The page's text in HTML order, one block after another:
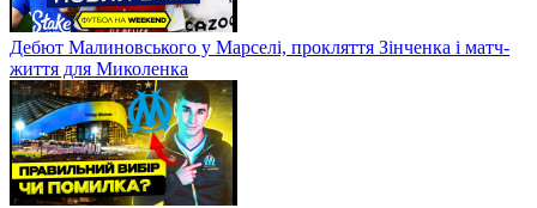
Дебют Малиновського у Марселі, прокляття Зінченка і матч-
життя для Миколенка